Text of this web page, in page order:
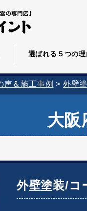
選ばれる５つの
声＆施工事例 > 外壁
大阪
外壁塗装/コ